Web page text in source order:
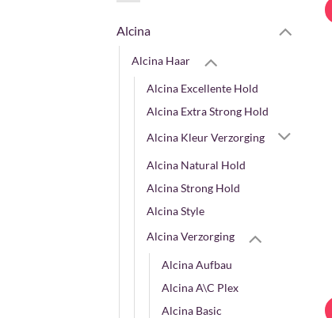
Alcina
Alcina Haar
Alcina Excellente Hold
Alcina Extra Strong Hold
Alcina Kleur Verzorging
Alcina Natural Hold
Alcina Strong Hold
Alcina Style
Alcina Verzorging
Alcina Aufbau
Alcina A\C Plex
Alcina Basic